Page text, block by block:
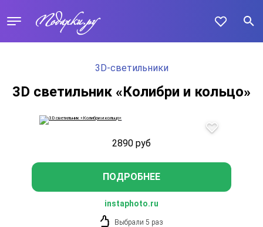
3D-светильники
3D светильник «Колибри и кольцо»
2890 руб
ПОДРОБНЕЕ
instaphoto.ru
Выбрали 5 раз